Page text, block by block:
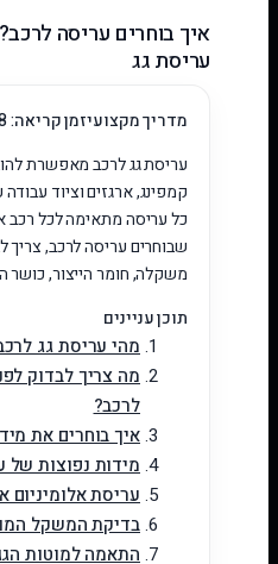
איך בוחרים עריסה
עריסת גג
מדריך מקצועיזמן קריאה: 8 דקות
עריסת גג לרכב מאפשרת
קמפינג, ארגזים וציוד
כל עריסה מתאימה לכל רכב
שבוחרים עריסה לרכב,
משקלה, חומר הייצור,
תוכן עניינים
מהי עריסת גג
מה צריך לבדוק
לרכב?
איך בוחרים את
מידות נפוצות של
עריסת אלומיניום
בדיקת המשקל
התאמה למוטות